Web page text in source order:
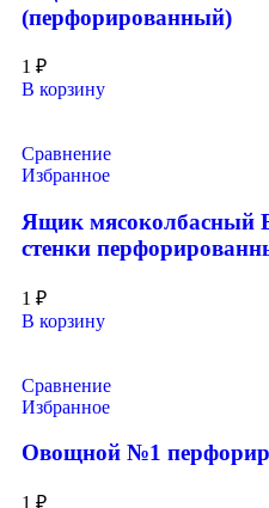
(перфорированный)
1 ₽
В корзину
Сравнение
Избранное
Ящик мясоколбасный
стенки
1 ₽
В корзину
Сравнение
Избранное
Овощной №1
1 ₽